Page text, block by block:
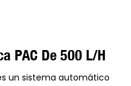
PAC De 500 L/h
un sistema automático